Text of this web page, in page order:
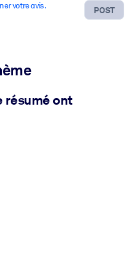
POST
votre avis.
résumé ont